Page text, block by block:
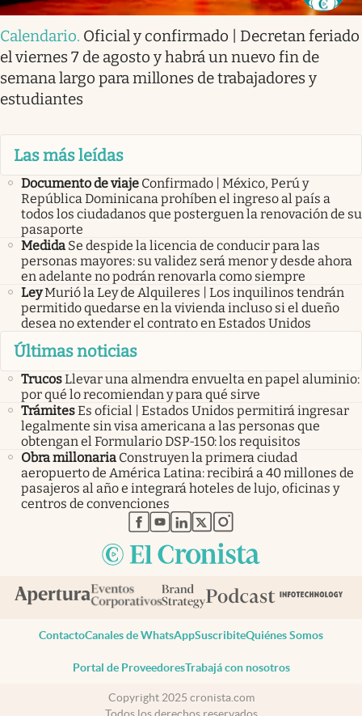
Calendario. Oficial y confirmado | Decretan feriado
el viernes 7 de agosto y habrá un nuevo fin de
semana largo para millones de trabajadores y
estudiantes
Las más leídas
Documento de viaje Confirmado | México, Perú y
República Dominicana prohíben el ingreso al país a
todos los ciudadanos que posterguen la renovación de su
pasaporte
Medida Se despide la licencia de conducir para las
personas mayores: su validez será menor y desde ahora
en adelante no podrán renovarla como siempre
LeyMurió la Ley de Alquileres | Los inquilinos tendrán
permitido quedarse en la vivienda incluso si el dueño
desea no extender el contrato en Estados Unidos
Últimas noticias
TrucosLlevar una almendra envuelta en papel aluminio:
por qué lo recomiendan y para qué sirve
TrámitesEs oficial | Estados Unidos permitirá ingresar
legalmente sin visa americana a las personas que
obtengan el Formulario DSP-150: los requisitos
Obra millonaria Construyen la primera ciudad
aeropuerto de América Latina: recibirá a 40 millones de
pasajeros al año e integrará hoteles de lujo, oficinas y
centros de convenciones
abre en nueva pestaña
abre en nueva pestaña
abre en nueva pestaña
abre en nueva pestaña
abre en nueva pestaña
ContactoCanales de WhatsAppSuscribiteQuiénes Somos
Portal de ProveedoresTrabajá con nosotros
Copyright 2025 cronista.com